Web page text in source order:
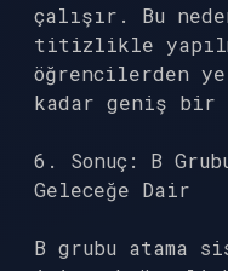
çalışır. Bu
titizlikle
öğrencilerden
kadar geniş
6. Sonuç: B
Geleceğe Dair
B grubu atama